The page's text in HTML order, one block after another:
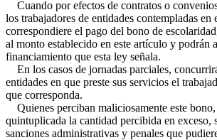
Cuando por efectos de contratos o
los trabajadores de entidades contempladas en
correspondiere el pago del bono de
al monto establecido en este artículo y podrán
financiamiento que esta ley señala.
En los casos de jornadas parciales,
entidades en que preste sus servicios el
que corresponda.
Quienes perciban maliciosamente este
quintuplicada la cantidad percibida en exceso,
sanciones administrativas y penales que